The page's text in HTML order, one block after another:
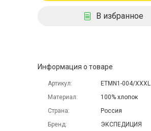
В избранное
Информация о товаре
Артикул
ETMN1-004/XXXL
Материал
100% хлопок
Страна
Россия
Бренд
ЭКСПЕДИЦИЯ